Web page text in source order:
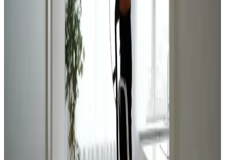
Rensning af alle lejligheders ventilationskanaler